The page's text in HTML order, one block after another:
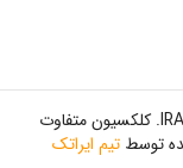
فروشگاه ساعت ایراتک © 2026 IRATECH WATCH. کلکسیون متفاوت
توسطتیم ایراتک